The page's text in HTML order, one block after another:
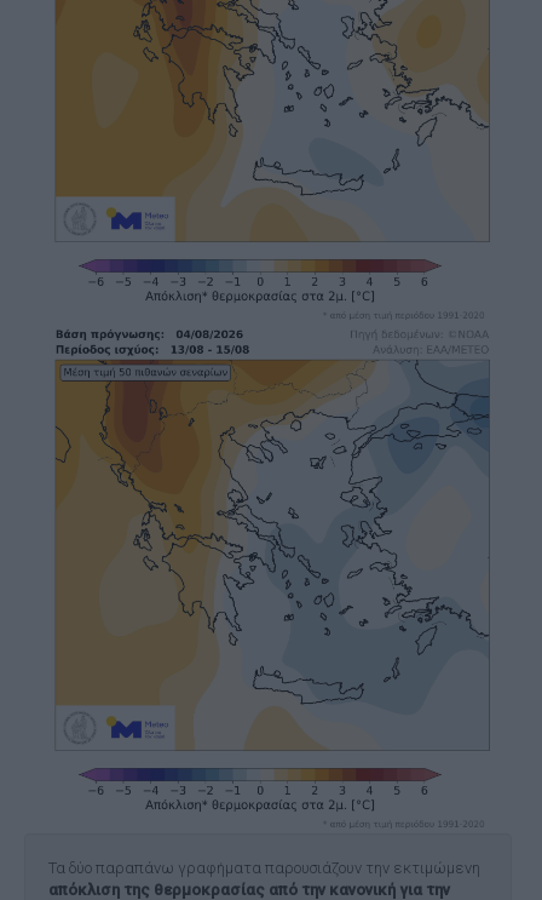
Τα δύο παραπάνω γραφήματα παρουσιάζουν την εκτιμώμενη
απόκλιση της θερμοκρασίας από την κανονική για την